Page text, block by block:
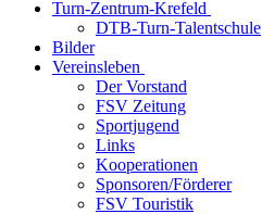
Turn-Zentrum-Krefeld
DTB-Turn-Talentschule
Bilder
Vereinsleben
Der Vorstand
FSV Zeitung
Sportjugend
Links
Kooperationen
Sponsoren/Förderer
FSV Touristik